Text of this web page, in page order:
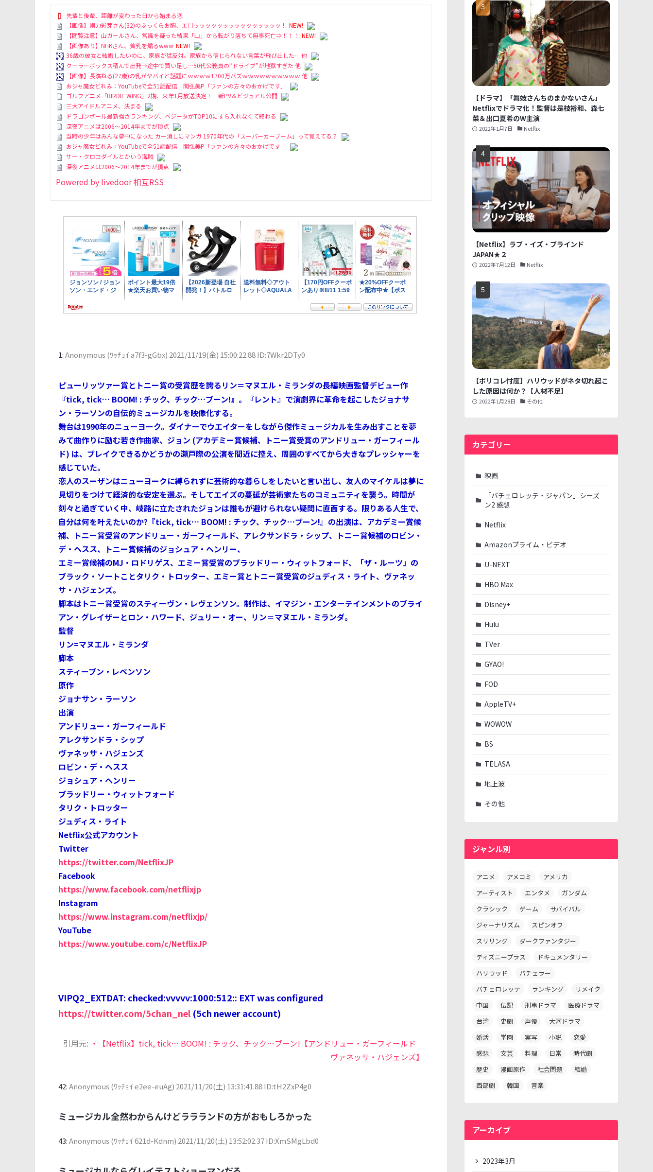
先輩と後輩、距離が変わった日から始まる恋
【画像】剛力彩芽さん(32)のふっくらお胸、エ□ッッッッッッッッッッッッッッッ！ NEW!
【閲覧注意】山ガールさん、常識を疑った結果「山」から転がり落ちて無事死亡⇒！！！ NEW!
【画像あり】NHKさん、貧乳を煽るwww NEW!
36歳の彼女と結婚したいのに、家族が猛反対。家族から信じられない言葉が飛び出した… 他
クーラーボックス積んで出発→途中で買い足し…50代公務員の“ドライブ”が地獄すぎた 他
【画像】長濱ねる(27歳)の乳がヤバイと話題にｗｗｗｗ1700万バズｗｗｗｗｗｗｗｗｗｗ 他
おジャ魔女どれみ：YouTubeで全51話配信 関弘美P「ファンの方々のおかげです」
ゴルフアニメ「BIRDIE WING」2期、来年1月放送決定！ 新PV＆ビジュアル公開
三大アイドルアニメ、決まる
ドラゴンボール最新強さランキング、ベジータがTOP10にすら入れなくて終わる
深夜アニメは2006～2014年までが頂点
当時の少年はみんな夢中になった カー消しにマンガ 1970年代の「スーパーカーブーム」って覚えてる？
おジャ魔女どれみ：YouTubeで全51話配信 関弘美P「ファンの方々のおかげです」
サー・クロコダイルとかいう海賊
深夜アニメは2006～2014年までが頂点
Powered by livedoor 相互RSS
1:Anonymous (ﾜｯﾁｮｲ a7f3-gGbx) 2021/11/19(金) 15:00:22.88 ID:7Wkr2DTy0
ピューリッツァー賞とトニー賞の受賞歴を誇るリン＝マヌエル・ミランダの長編映画監督デビュー作
『tick, tick… BOOM! : チック、チック…ブーン!』。『レント』で演劇界に革命を起こしたジョナサ
ン・ラーソンの自伝的ミュージカルを映像化する。
舞台は1990年のニューヨーク。ダイナーでウエイターをしながら傑作ミュージカルを生み出すことを夢
みて曲作りに励む若き作曲家、ジョン (アカデミー賞候補、トニー賞受賞のアンドリュー・ガーフィール
ド) は、ブレイクできるかどうかの瀬戸際の公演を間近に控え、周囲のすべてから大きなプレッシャーを
感じていた。
恋人のスーザンはニューヨークに縛られずに芸術的な暮らしをしたいと言い出し、友人のマイケルは夢に
見切りをつけて経済的な安定を選ぶ。そしてエイズの蔓延が芸術家たちのコミュニティを襲う。時間が
刻々と過ぎていく中、岐路に立たされたジョンは誰もが避けられない疑問に直面する。限りある人生で、
自分は何を叶えたいのか?『tick, tick… BOOM! : チック、チック…ブーン!』の出演は、アカデミー賞候
補、トニー賞受賞のアンドリュー・ガーフィールド、アレクサンドラ・シップ、トニー賞候補のロビン・
デ・ヘスス、トニー賞候補のジョシュア・ヘンリー、
エミー賞候補のMJ・ロドリゲス、エミー賞受賞のブラッドリー・ウィットフォード、「ザ・ルーツ」の
ブラック・ソートことタリク・トロッター、エミー賞とトニー賞受賞のジュディス・ライト、ヴァネッ
サ・ハジェンズ。
脚本はトニー賞受賞のスティーヴン・レヴェンソン。制作は、イマジン・エンターテインメントのブライ
アン・グレイザーとロン・ハワード、ジュリー・オー、リン＝マヌエル・ミランダ。
監督
リン=マヌエル・ミランダ
脚本
スティーブン・レベンソン
原作
ジョナサン・ラーソン
出演
アンドリュー・ガーフィールド
アレクサンドラ・シップ
ヴァネッサ・ハジェンズ
ロビン・デ・ヘスス
ジョシュア・ヘンリー
ブラッドリー・ウィットフォード
タリク・トロッター
ジュディス・ライト
Netflix公式アカウント
Twitter
https://twitter.com/NetflixJP
Facebook
https://www.facebook.com/netflixjp
Instagram
https://www.instagram.com/netflixjp/
YouTube
https://www.youtube.com/c/NetflixJP
VIPQ2_EXTDAT: checked:vvvvv:1000:512:: EXT was configured
https://twitter.com/5chan_nel (5ch newer account)
引用元: ・【Netflix】tick, tick… BOOM! : チック、チック…ブーン!【アンドリュー・ガーフィールド
ヴァネッサ・ハジェンズ】
42:Anonymous (ﾜｯﾁｮｲ e2ee-euAg) 2021/11/20(土) 13:31:41.88 ID:tH2ZxP4g0
ミュージカル全然わからんけどララランドの方がおもしろかった
43:Anonymous (ﾜｯﾁｮｲ 621d-Kdnm) 2021/11/20(土) 13:52:02.37 ID:XmSMgLbd0
【ドラマ】「舞妓さんちのまかないさん」
Netflixでドラマ化！監督は是枝裕和、森七
菜＆出口夏希のW主演
2022年1月7日 Netflix
【Netflix】ラブ・イズ・ブラインド
JAPAN★２
2022年7月12日 Netflix
【ポリコレ忖度】ハリウッドがネタ切れ起こ
した原因は何か？【人材不足】
2022年1月28日 その他
カテゴリー
映画
「バチェロレッテ・ジャパン」シーズ
ン2 感想
Netflix
Amazonプライム・ビデオ
U-NEXT
HBO Max
Disney+
Hulu
TVer
GYAO!
FOD
AppleTV+
WOWOW
BS
TELASA
地上波
その他
ジャンル別
アニメ アメコミ
アメリカ
アーティスト
エンタメ
ガンダム
クラシック
ゲーム
サバイバル
ジャーナリズム
スピンオフ
スリリング
ダークファンタジー
ディズニープラス
ドキュメンタリー
ハリウッド
バチェラー
バチェロレッテ
ランキング
リメイク
中国
伝記 刑事ドラマ
医療ドラマ
台湾
史劇 声優
大河ドラマ
婚活
学園 実写 小説
恋愛
感想
文芸 料理 日常
時代劇
歴史
漫画原作 社会問題
結婚
西部劇
韓国 音楽
アーカイブ
2023年3月